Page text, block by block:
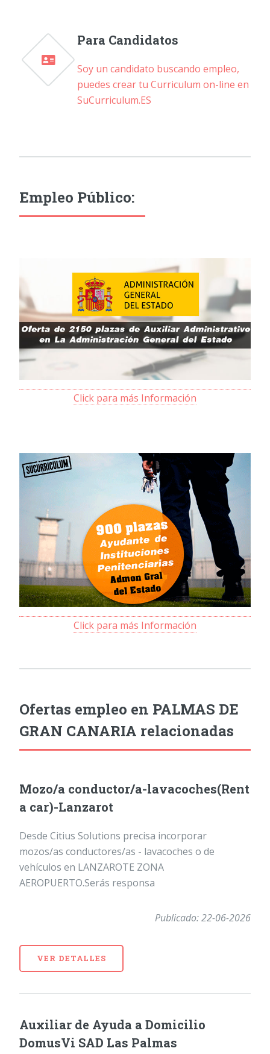
Para Candidatos
Soy un candidato buscando empleo,
puedes crear tu Curriculum on-line en
SuCurriculum.ES
Empleo Público:
Click para más Información
Click para más Información
Ofertas empleo en PALMAS DE
GRAN CANARIA relacionadas
Mozo/a conductor/a-lavacoches(Rent
a car)-Lanzarot
Desde Citius Solutions precisa incorporar
mozos/as conductores/as - lavacoches o de
vehículos en LANZAROTE ZONA
AEROPUERTO.Serás responsa
Publicado: 22-06-2026
VER DETALLES
Auxiliar de Ayuda a Domicilio
DomusVi SAD Las Palmas